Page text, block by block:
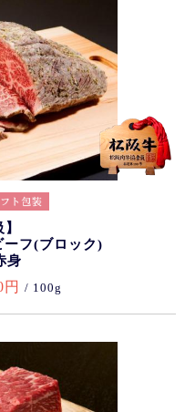
ーフ(ブロック)
身
円 / 100g